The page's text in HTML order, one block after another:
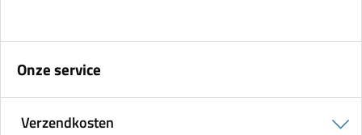
Onze service
Verzendkosten